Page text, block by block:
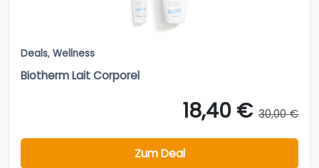
Deals, Wellness
Biotherm Lait Corporel
18,40 € 30,00 €
Zum Deal